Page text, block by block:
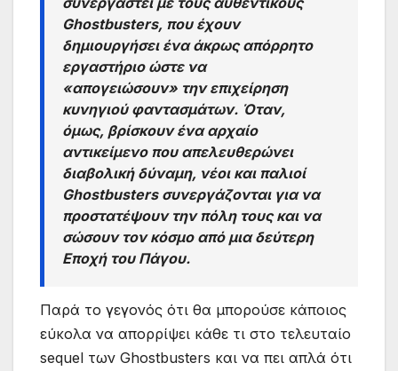
Ghostbusters, που έχουν
δημιουργήσει ένα άκρως απόρρητο
εργαστήριο ώστε να
«απογειώσουν» την επιχείρηση
κυνηγιού φαντασμάτων. Όταν,
όμως, βρίσκουν ένα αρχαίο
αντικείμενο που απελευθερώνει
διαβολική δύναμη, νέοι και παλιοί
Ghostbusters συνεργάζονται για να
προστατέψουν την πόλη τους και να
σώσουν τον κόσμο από μια δεύτερη
Εποχή του Πάγου.
Παρά το γεγονός ότι θα μπορούσε κάποιος
εύκολα να απορρίψει κάθε τι στο τελευταίο
sequel των Ghostbusters και να πει απλά ότι